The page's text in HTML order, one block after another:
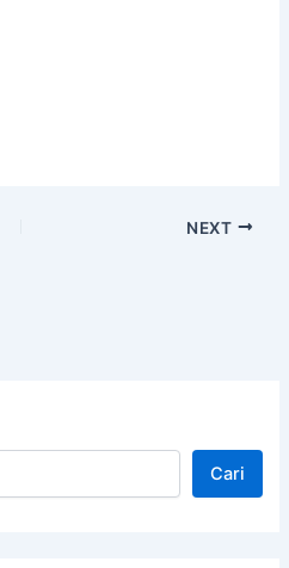
NEXT
Cari